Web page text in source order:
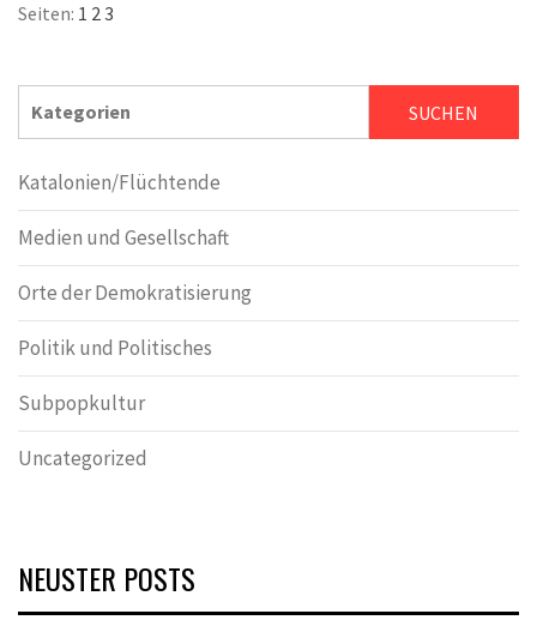
Seiten: 1 23
SUCHEN SUCHEN
Katalonien/Flüchtende
Medien und Gesellschaft
Orte der Demokratisierung
Politik und Politisches
Subpopkultur
Uncategorized
NEUSTER POSTS